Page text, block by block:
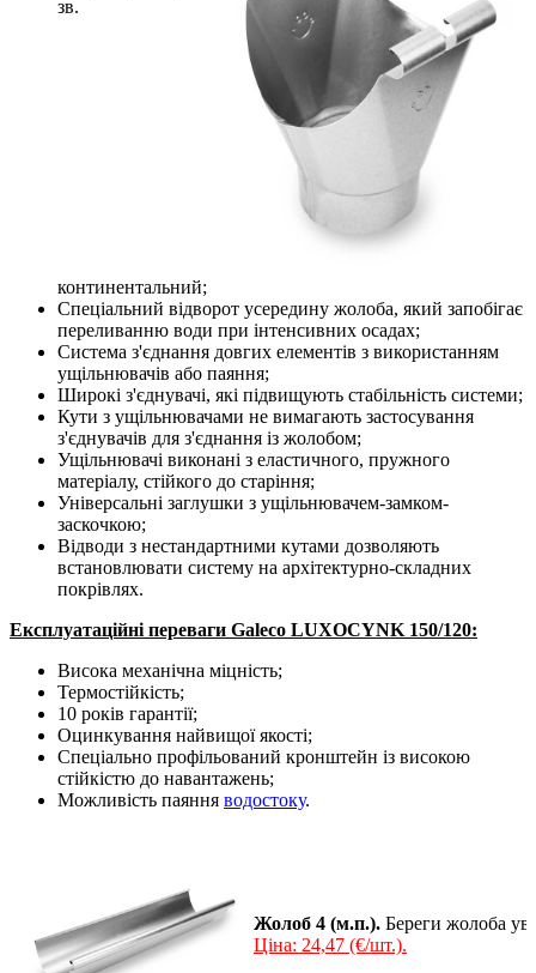
зв.
континентальний;
Спеціальний відворот усередину жолоба, який запобігає
переливанню води при інтенсивних осадах;
Система з'єднання довгих елементів з використанням
ущільнювачів або паяння;
Широкі з'єднувачі, які підвищують стабільність системи;
Кути з ущільнювачами не вимагають застосування
з'єднувачів для з'єднання із жолобом;
Ущільнювачі виконані з еластичного, пружного
матеріалу, стійкого до старіння;
Універсальні заглушки з ущільнювачем-замком-
заскочкою;
Відводи з нестандартними кутами дозволяють
встановлювати систему на архітектурно-складних
покрівлях.
Експлуатаційні переваги Galeco LUXOCYNK 150/120:
Висока механічна міцність;
Термостійкість;
10 років гарантії;
Оцинкування найвищої якості;
Спеціально профільований кронштейн із високою
стійкістю до навантажень;
Можливість паяння водостоку.
Жолоб 4 (м.п.). Береги жолоба
Ціна: 24,47 (€/шт.).